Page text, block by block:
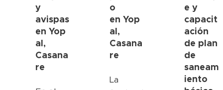
y
avispas
enYop
al,
Casana
re
o
enYop
al,
Casana
re
La
e y
capacit
ación
de plan
de
saneam
iento